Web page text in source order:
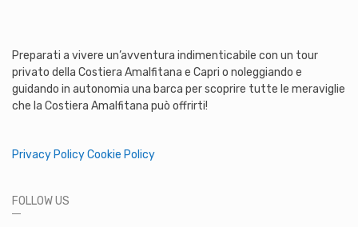
Preparati a vivere un’avventura indimenticabile con un tour
privato della Costiera Amalfitana e Capri o noleggiando e
guidando in autonomia una barca per scoprire tutte le meraviglie
che la Costiera Amalfitana può offrirti!
Privacy PolicyCookie Policy
FOLLOW US